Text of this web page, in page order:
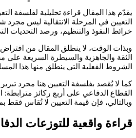
يقدّم هذا المقال قراءة تحليلية لفلسفة
التعيين في المرحلة الانتقالية ليس
خرائط النفوذ والتنظيم، ورصد التحديات
وبذات الوقت، لا ينطلق المقال من افتراض
الثقة والجاهزية والسيطرة السريعة
الشروط الفعلية التي ينطلق منها هذا
كما لا يُقصد بفلسفة التعيين هنا مجرد
القطاع الدفاعي على أربع ركائز
وبالتالي، فإن قيمة التعيين لا تُقاس
قراءة واقعية للتوزعات